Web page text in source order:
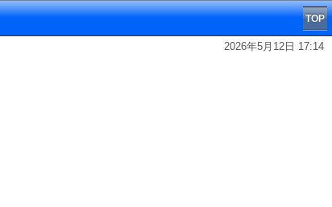
TOP
2026年5月12日 17:14